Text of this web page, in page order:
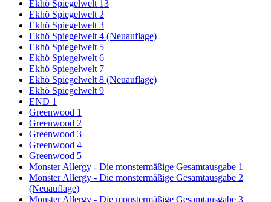
Ekhö Spiegelwelt 13
Ekhö Spiegelwelt 2
Ekhö Spiegelwelt 3
Ekhö Spiegelwelt 4 (Neuauflage)
Ekhö Spiegelwelt 5
Ekhö Spiegelwelt 6
Ekhö Spiegelwelt 7
Ekhö Spiegelwelt 8 (Neuauflage)
Ekhö Spiegelwelt 9
END 1
Greenwood 1
Greenwood 2
Greenwood 3
Greenwood 4
Greenwood 5
Monster Allergy - Die monstermäßige Gesamtausgabe 1
Monster Allergy - Die monstermäßige Gesamtausgabe 2
(Neuauflage)
Monster Allergy - Die monstermäßige Gesamtausgabe 3